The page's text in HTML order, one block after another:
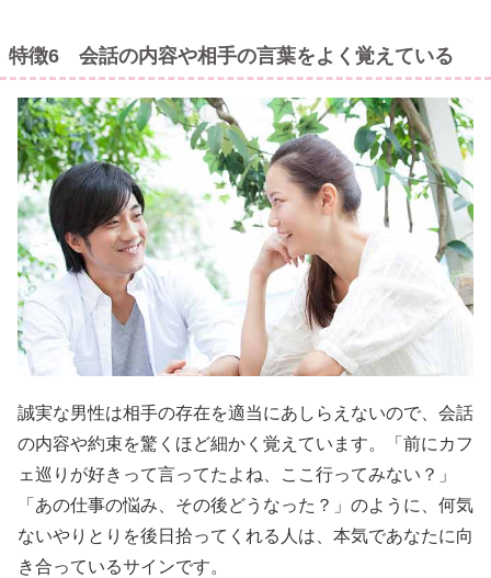
特徴6 会話の内容や相手の言葉をよく覚えている
誠実な男性は相手の存在を適当にあしらえないので、会話
の内容や約束を驚くほど細かく覚えています。「前にカフ
ェ巡りが好きって言ってたよね、ここ行ってみない？」
「あの仕事の悩み、その後どうなった？」のように、何気
ないやりとりを後日拾ってくれる人は、本気であなたに向
き合っているサインです。